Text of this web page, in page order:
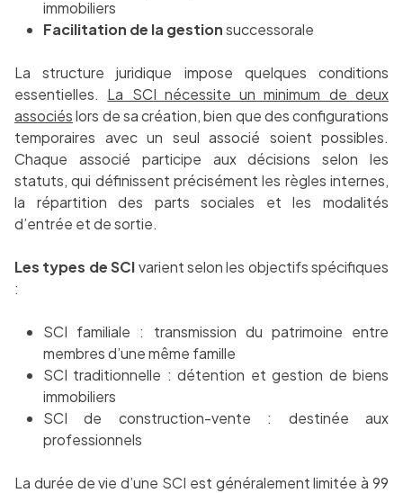
immobiliers
Facilitation de la gestionsuccessorale
La structure juridique impose quelques conditions
essentielles. La SCI nécessite un minimum de deux
associéslors de sa création, bien que des configurations
temporaires avec un seul associé soient possibles.
Chaque associé participe aux décisions selon les
statuts, qui définissent précisément les règles internes,
la répartition des parts sociales et les modalités
d’entrée et de sortie.
Les types de SCIvarient selon les objectifs spécifiques
:
SCI familiale : transmission du patrimoine entre
membres d’une même famille
SCI traditionnelle : détention et gestion de biens
immobiliers
SCI de construction-vente : destinée aux
professionnels
La durée de vie d’une SCI est généralement limitée à 99